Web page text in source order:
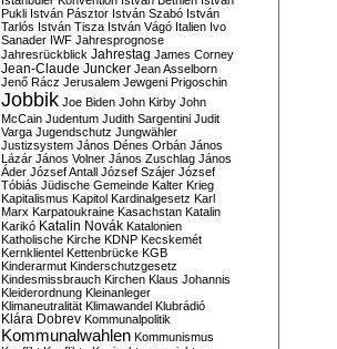
Pukli István Pásztor István Szabó István
Tarlós István Tisza István Vágó Italien Ivo
Sanader IWF Jahresprognose
Jahresrückblick Jahrestag James Corney
Jean-Claude Juncker Jean Asselborn
Jenő Rácz Jerusalem Jewgeni Prigoschin
Jobbik Joe Biden John Kirby John
McCain Judentum Judith Sargentini Judit
Varga Jugendschutz Jungwähler
Justizsystem János Dénes Orbán János
Lázár János Volner János Zuschlag János
Áder József Antall József Szájer József
Tóbiás Jüdische Gemeinde Kalter Krieg
Kapitalismus Kapitol Kardinalgesetz Karl
Marx Karpatoukraine Kasachstan Katalin
Karikó Katalin Novák Katalonien
Katholische Kirche KDNP Kecskemét
Kernklientel Kettenbrücke KGB
Kinderarmut Kinderschutzgesetz
Kindesmissbrauch Kirchen Klaus Johannis
Kleiderordnung Kleinanleger
Klimaneutralität Klimawandel Klubrádió
Klára Dobrev Kommunalpolitik
Kommunalwahlen Kommunismus